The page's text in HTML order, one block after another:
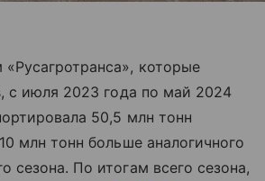
которые
с июля 2023 года по май 2024
50,5 млн тонн
млн тонн больше аналогичного
сезона. По итогам всего сезона,